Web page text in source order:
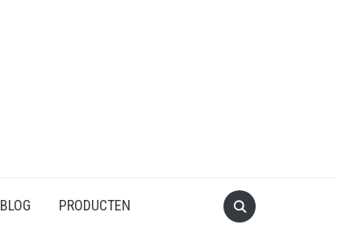
BLOG PRODUCTEN